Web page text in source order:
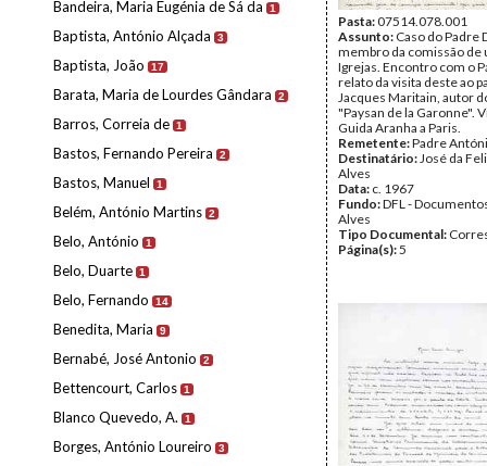
Bandeira, Maria Eugénia de Sá da 1
Baptista, António Alçada 3
Baptista, João 17
Barata, Maria de Lourdes Gândara 2
Barros, Correia de 1
Bastos, Fernando Pereira 2
Bastos, Manuel 1
Belém, António Martins 2
Belo, António 1
Belo, Duarte 1
Belo, Fernando 14
Benedita, Maria 9
Bernabé, José Antonio 2
Bettencourt, Carlos 1
Blanco Quevedo, A. 1
Borges, António Loureiro 3
Pasta:07514.078.001
Assunto: Caso do Padre
membro da comissão de
Igrejas. Encontro com o
relato da visita deste ao
Jacques Maritain, autor
"Paysan de la Garonne".
Guida Aranha a Paris.
Remetente:Padre
Destinatário:José da
Alves
Data: c. 1967
Fundo:DFL -
Alves
Tipo Documental:
Página(s):5